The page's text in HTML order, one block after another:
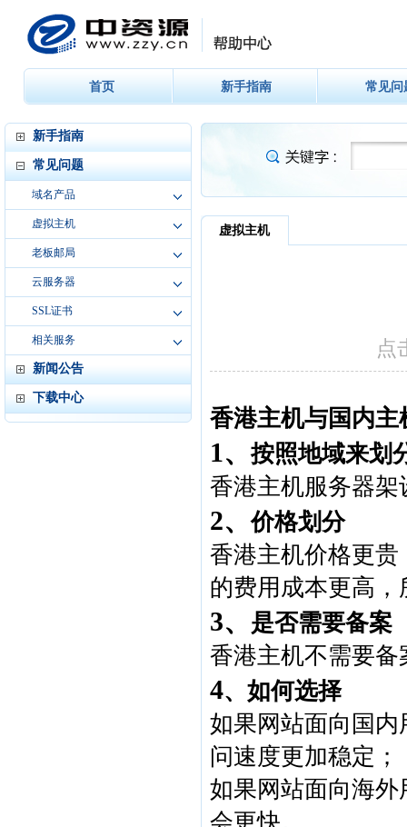
首页 新手指南 常见问
新手指南
常见问题
域名产品
虚拟主机
老板邮局
云服务器
SSL证书
相关服务
新闻公告
下载中心